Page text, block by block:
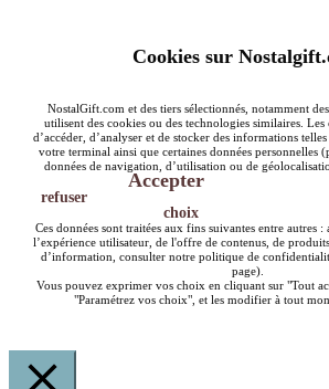
Cookies sur
NostalGift.com et des tiers sélectionnés, notamment
utilisent des cookies ou des technologies similaires. Les
d’accéder, d’analyser et de stocker des informations
votre terminal ainsi que certaines données personnelles
données de navigation, d’utilisation ou de
Accepter
refuser
choix
Ces données sont traitées aux fins suivantes entre autres
l’expérience utilisateur, de l'offre de contenus, de
d’information, consulter notre politique de
page).
Vous pouvez exprimer vos choix en cliquant sur "Tout
"Paramétrez vos choix", et les modifier à tout